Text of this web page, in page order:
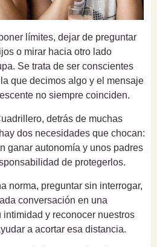
límites, dejar de preguntar
o mirar hacia otro lado
Se trata de ser conscientes
que decimos algo y el mensaje
no siempre coinciden.
detrás de muchas
dos necesidades que chocan:
ganar autonomía y unos padres
de protegerlos.
norma, preguntar sin interrogar,
conversación en una
y reconocer nuestros
a acortar esa distancia.